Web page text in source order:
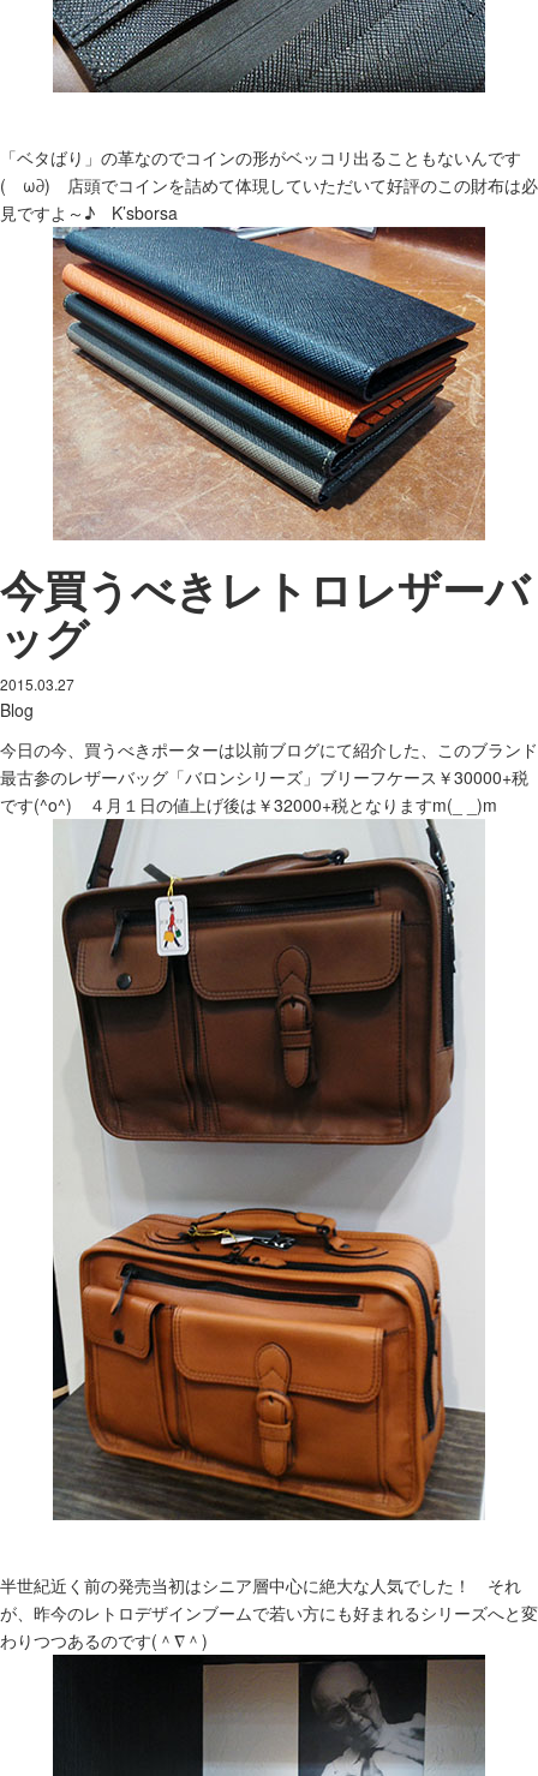
「ベタばり」の革なのでコインの形がベッコリ出ることもないんです
(ゝω∂) 店頭でコインを詰めて体現していただいて好評のこの財布は必
見ですよ～♪ K’sborsa
今買うべきレトロレザーバ
ッグ
2015.03.27
Blog
今日の今、買うべきポーターは以前ブログにて紹介した、このブランド
最古参のレザーバッグ「バロンシリーズ」ブリーフケース￥30000+税
です(^o^) ４月１日の値上げ後は￥32000+税となりますm(_ _)m
半世紀近く前の発売当初はシニア層中心に絶大な人気でした！ それ
が、昨今のレトロデザインブームで若い方にも好まれるシリーズへと変
わりつつあるのです(＾∇＾)